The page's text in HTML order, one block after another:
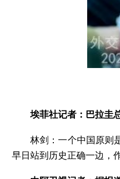
埃菲社记者：巴拉圭
林剑：一个中国原则
早日站到历史正确一边，